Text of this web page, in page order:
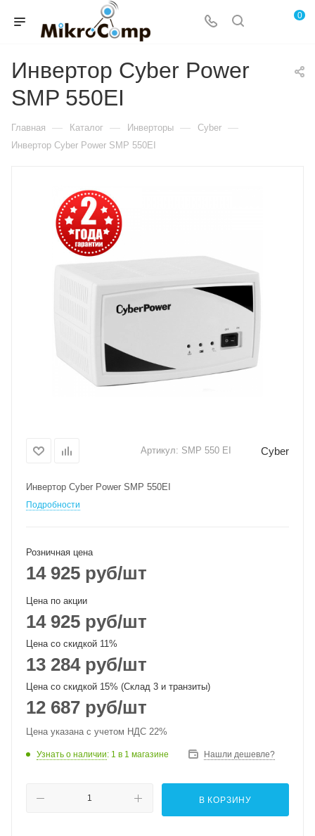
0
Инвертор Cyber Power
SMP 550EI
Главная — Каталог — Инверторы — Cyber —
Инвертор Cyber Power SMP 550EI
Артикул: SMP 550 EI Cyber
Инвертор Cyber Power SMP 550EI
Подробности
Розничная цена
14 925 руб/шт
Цена по акции
14 925 руб/шт
Цена со скидкой 11%
13 284руб/шт
Цена со скидкой 15% (Склад 3 и транзиты)
12 687 руб/шт
Цена указана с учетом НДС 22%
Узнать о наличии: 1 в 1 магазине Нашли дешевле?
В КОРЗИНУ